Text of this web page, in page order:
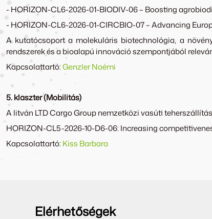
- HORIZON-CL6-2026-01-BIODIV-06 – Boosting
- HORIZON-CL6-2026-01-CIRCBIO-07 – Advancing
A kutatócsoport a molekuláris biotechnológia, a
rendszerek és a bioalapú innováció szempontjából
Kapcsolattartó:Genzler Noémi
5. klaszter (Mobilitás)
A litván LTD Cargo Group nemzetközi vasúti
HORIZON-CL5-2026-10-D6-06: Increasing
Kapcsolattartó: Kiss Barbara
Elérhetőségek